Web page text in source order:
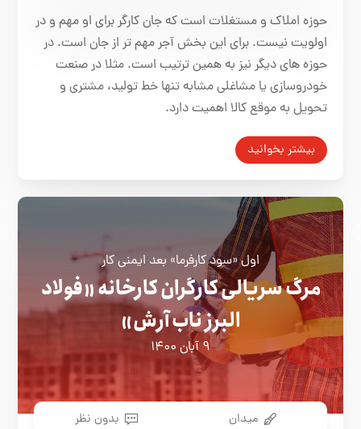
حوزه املاک و مستغلات است که جان کارگر برای او مهم و در
اولویت نیست. برای این بخش آجر مهم تر از جان است. در
حوزه های دیگر نیز به همین ترتیب است. مثلا در صنعت
خودروسازی یا مشاغلی مشابه تنها خط تولید، مشتری و
تحویل به موقع کالا اهمیت دارد.
بیشتر بخوانید
اول «سود کارفرما» بعد ایمنی کار
مرگ سریالی کارگران کارخانه «فولاد
البرز ناب آرش»
۹ آبان ۱۴۰۰
میدان بدون نظر